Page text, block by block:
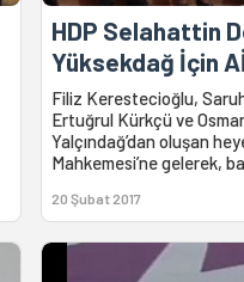
HDP Selahattin
Yüksekdağ İçin
Filiz Kerestecioğlu,
Ertuğrul Kürkçü ve
Yalçındağ’dan oluşan
Mahkemesi’ne gelerek,
20 Şubat 2017